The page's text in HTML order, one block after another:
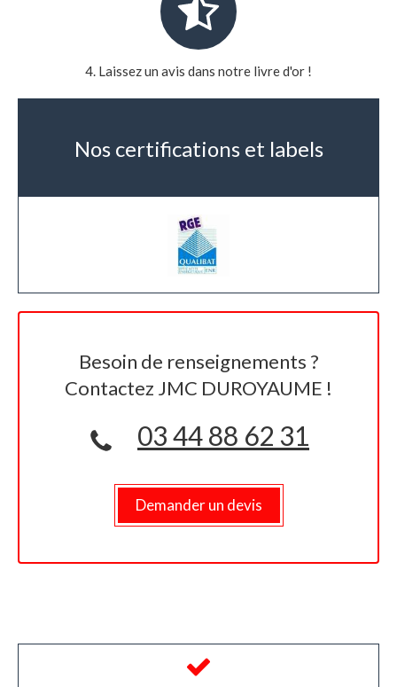
4. Laissez un avis dans notre livre d'or !
Nos certifications et labels
Besoin de renseignements ?
Contactez JMC DUROYAUME !
03 44 88 62 31
Demander un devis